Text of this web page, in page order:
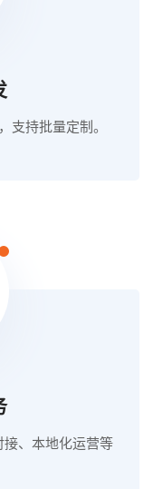
支持批量定制。
、本地化运营等